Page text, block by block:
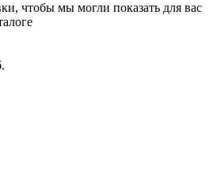
чтобы мы могли показать для вас